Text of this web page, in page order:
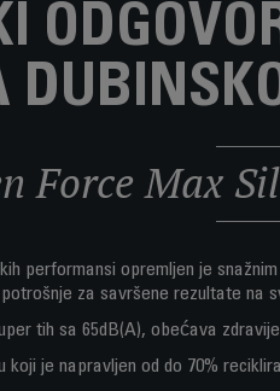
Force Max
performansi opremljen je
potrošnje za savršene rezultate na
tih sa 65dB(A), obećava
koji je napravljen od do 70%